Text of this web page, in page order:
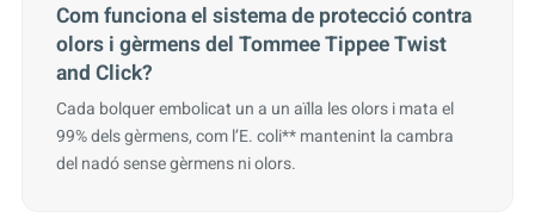
Com funciona el sistema de protecció contra
olors i gèrmens del Tommee Tippee Twist
and Click?
Cada bolquer embolicat un a un aïlla les olors i mata el
99% dels gèrmens, com l’E. coli** mantenint la cambra
del nadó sense gèrmens ni olors.